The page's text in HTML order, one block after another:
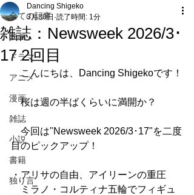
全ての記事
映画
ドラマ
アニメ
漫画
雑誌
小説
書籍
独り言
雑誌：Newsweek 2026/3･
17 2回目
Dancing Shigeko
3月30日 読了時間: 1分
こんにちは、Dancing Shigekoです！
桜は週の半ばくらいに満開か？
今回は"Newsweek 2026/3･17"を二度
目のピックアップ！
・アリサの自由、アイリーンの重圧
ミラノ・コルティナ五輪でフィギュ